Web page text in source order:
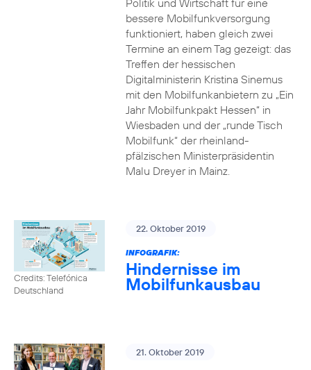
Politik und Wirtschaft für eine
bessere Mobilfunkversorgung
funktioniert, haben gleich zwei
Termine an einem Tag gezeigt: das
Treffen der hessischen
Digitalministerin Kristina Sinemus
mit den Mobilfunkanbietern zu „Ein
Jahr Mobilfunkpakt Hessen“ in
Wiesbaden und der „runde Tisch
Mobilfunk“ der rheinland-
pfälzischen Ministerpräsidentin
Malu Dreyer in Mainz.
Credits: Telefónica
Deutschland
22. Oktober 2019
INFOGRAFIK:
Hindernisse im
Mobilfunkausbau
21. Oktober 2019